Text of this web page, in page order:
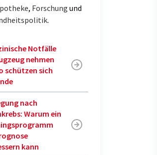
, Forschung und
.
Notfälle
nehmen
schützen sich
nach
Warum ein
kann